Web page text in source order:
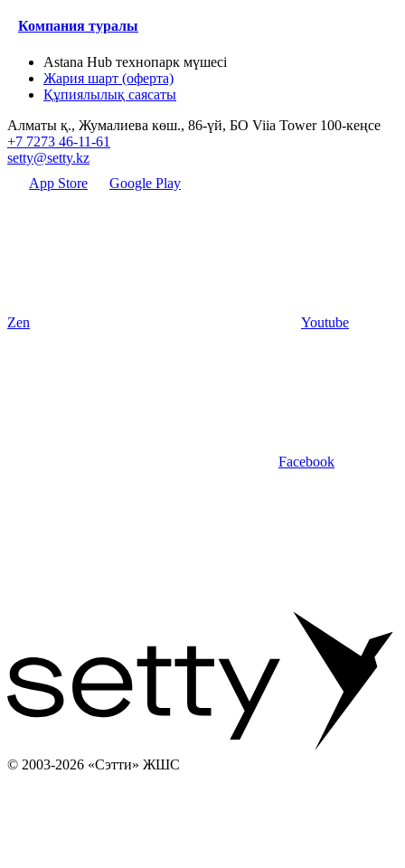
Компания туралы
Astana Hub технопарк мүшесі
Жария шарт (оферта)
Құпиялылық саясаты
Алматы қ., Жумалиева көш., 86-үй, БО Viia Tower 100-кеңсе
+7 7273 46-11-61
setty@setty.kz
App Store
Google Play
Zen Youtube
Facebook
© 2003-2026 «Сэтти» ЖШС